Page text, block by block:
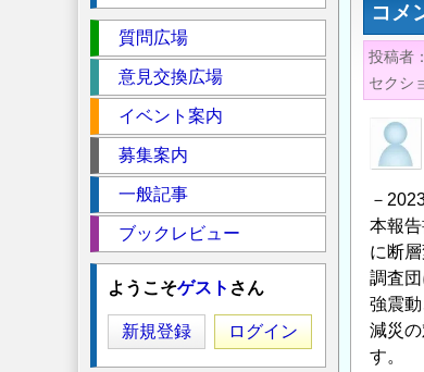
ず
コメ
投稿者
セクシ
－
本報
に断
調査
強震
減災
す。
ク
シ
質問広場
意見交換広場
イベント案内
募集案内
一般記事
ブックレビュー
ようこそゲスト さん
新規登録 ログイン